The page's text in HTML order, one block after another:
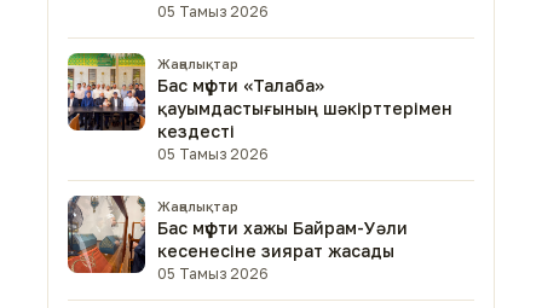
05 Тамыз 2026
Жаңалықтар
Бас мүфти «Талаба»
қауымдастығының шәкірттерімен
кездесті
05 Тамыз 2026
Жаңалықтар
Бас мүфти хажы Байрам-Уәли
кесенесіне зиярат жасады
05 Тамыз 2026